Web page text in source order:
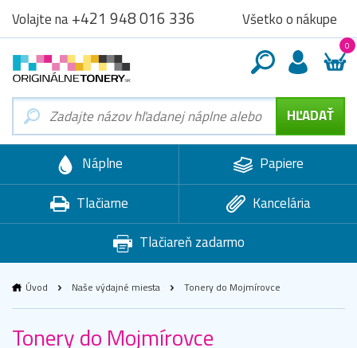
Volajte na+421 948 016 336 Všetko o nákupe
0
Náplne
Papiere
Tlačiarne
Kancelária
Tlačiareň zadarmo
Úvod Naše výdajné miesta Tonery do Mojmírovce
Tonery do Mojmírovce